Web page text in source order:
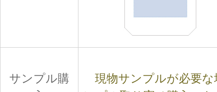
サンプル購
現物サンプルが必要な